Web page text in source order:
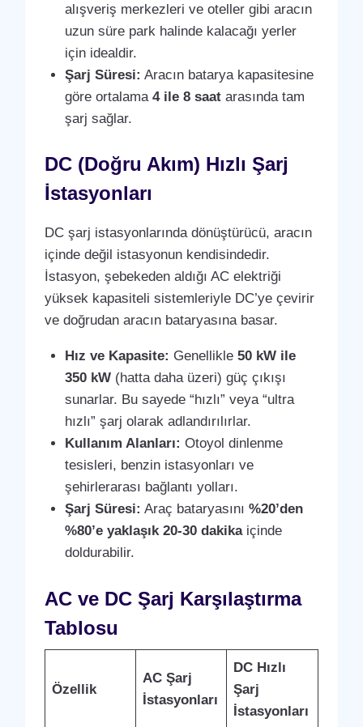
alışveriş merkezleri ve oteller gibi aracın
uzun süre park halinde kalacağı yerler
için idealdir.
Şarj Süresi: Aracın batarya kapasitesine
göre ortalama4 ile 8 saat arasında tam
şarj sağlar.
DC (Doğru Akım) Hızlı Şarj
İstasyonları
DC şarj istasyonlarında dönüştürücü, aracın
içinde değil istasyonun kendisindedir.
İstasyon, şebekeden aldığı AC elektriği
yüksek kapasiteli sistemleriyle DC’ye çevirir
ve doğrudan aracın bataryasına basar.
Hız ve Kapasite: Genellikle50 kW ile
350 kW (hatta daha üzeri) güç çıkışı
sunarlar. Bu sayede “hızlı” veya “ultra
hızlı” şarj olarak adlandırılırlar.
Kullanım Alanları: Otoyol dinlenme
tesisleri, benzin istasyonları ve
şehirlerarası bağlantı yolları.
Şarj Süresi: Araç bataryasını%20’den
%80’e yaklaşık 20-30 dakikaiçinde
doldurabilir.
AC ve DC Şarj Karşılaştırma
Tablosu
Özellik
AC Şarj
İstasyonları
DC Hızlı
Şarj
İstasyonları